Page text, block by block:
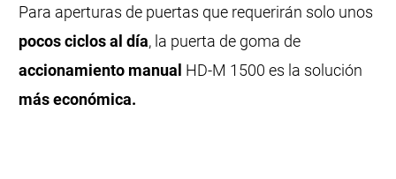
Para aperturas de puertas que requerirán solo unos
pocos ciclos al día, la puerta de goma de
accionamiento manual HD-M 1500 es la solución
más económica.